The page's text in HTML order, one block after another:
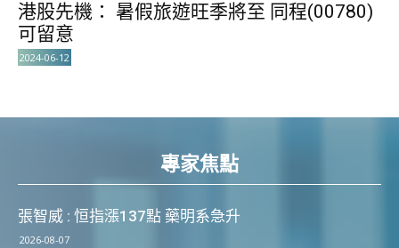
港股先機： 暑假旅遊旺季將至 同程(00780)
可留意
2024-06-12
專家焦點
張智威 : 恒指漲137點 藥明系急升
2026-08-07